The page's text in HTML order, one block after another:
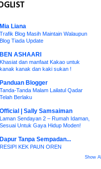
Mia Liana
Trafik Blog Masih Maintain Walaupun
Blog Tiada Update
BEN ASHAARI
Khasiat dan manfaat Kakao untuk
kanak kanak dan kaki sukan !
Panduan Blogger
Tanda-Tanda Malam Lailatul Qadar
Telah Berlaku
Official | Sally Samsaiman
Laman Sendayan 2 – Rumah Idaman,
Sesuai Untuk Gaya Hidup Moden!
Dapur Tanpa Sempadan...
RESIPI KEK PAUN OREN
Show All